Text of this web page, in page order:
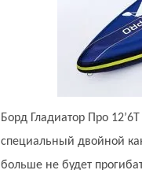
Борд Гладиатор Про
специальный двойной
больше не будет